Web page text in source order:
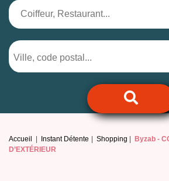
Accueil Instant Détente Shopping Byzab -
D’EXTÉRIEUR